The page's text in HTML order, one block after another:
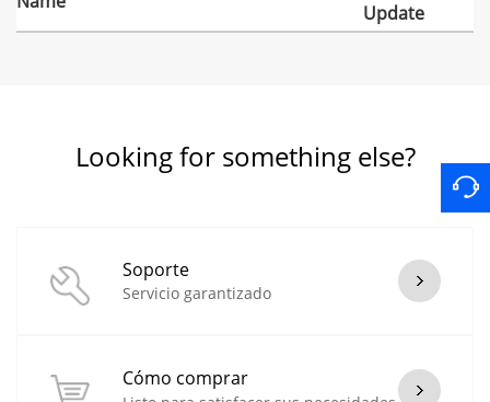
Update
Looking for something else?
Soporte
Servicio garantizado
Cómo comprar